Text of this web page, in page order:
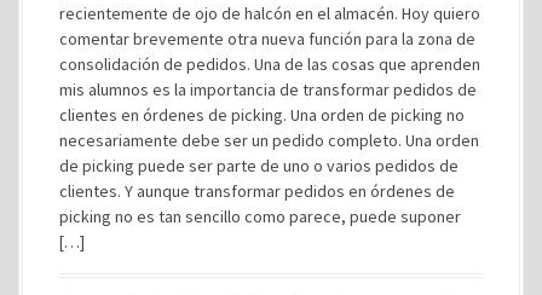
recientemente de ojo de halcón en el almacén. Hoy quiero
comentar brevemente otra nueva función para la zona de
consolidación de pedidos. Una de las cosas que aprenden
mis alumnos es la importancia de transformar pedidos de
clientes en órdenes de picking. Una orden de picking no
necesariamente debe ser un pedido completo. Una orden
de picking puede ser parte de uno o varios pedidos de
clientes. Y aunque transformar pedidos en órdenes de
picking no es tan sencillo como parece, puede suponer
[…]